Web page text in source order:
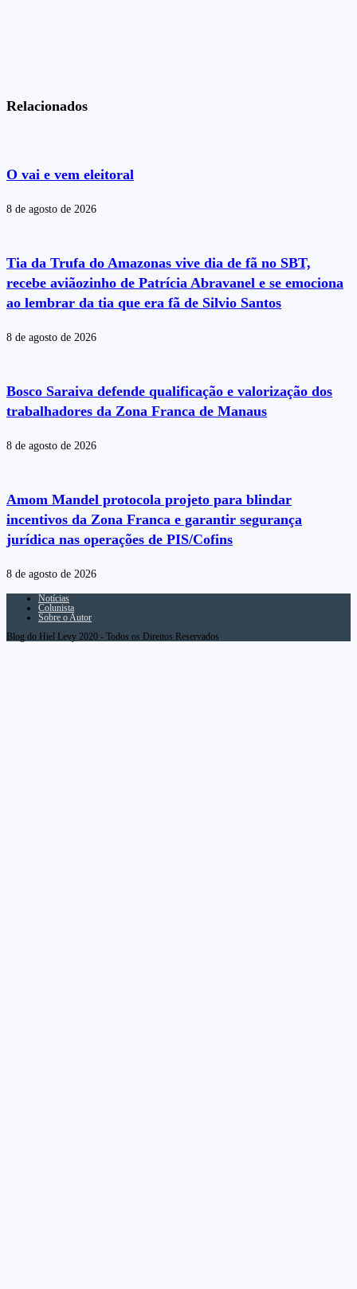
Relacionados
O vai e vem eleitoral
8 de agosto de 2026
Tia da Trufa do Amazonas vive dia de fã no SBT,
recebe aviãozinho de Patrícia Abravanel e se emociona
ao lembrar da tia que era fã de Silvio Santos
8 de agosto de 2026
Bosco Saraiva defende qualificação e valorização dos
trabalhadores da Zona Franca de Manaus
8 de agosto de 2026
Amom Mandel protocola projeto para blindar
incentivos da Zona Franca e garantir segurança
jurídica nas operações de PIS/Cofins
8 de agosto de 2026
Notícias
Colunista
Sobre o Autor
Blog do Hiel Levy 2020 - Todos os Direitos Reservados